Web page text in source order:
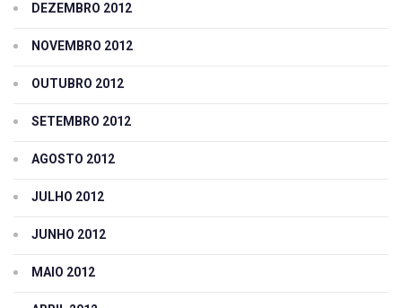
DEZEMBRO 2012
NOVEMBRO 2012
OUTUBRO 2012
SETEMBRO 2012
AGOSTO 2012
JULHO 2012
JUNHO 2012
MAIO 2012